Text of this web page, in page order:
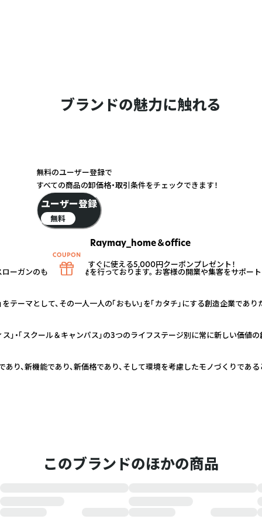
ブランドの魅力に触れる
Raymay_home＆office
ーガンのもと、商品開発を行っております。 お客様の開業や集客をサポー
テーマとして、その一人一人の「おもい」を「カタチ」にする創造企業であり
ス」・「スクール＆キャンパス」の3つのライフステージ別に常に新しい価値
り、新機能であり、新価格であり、そして環境を考慮したモノづくりである
このブランドのほかの商品
無料のユーザー登録で
すべての商品の卸価格・取引条件をチェックできます！
ユーザー登録
無料
すぐに使える5,000円クーポンプレゼント！